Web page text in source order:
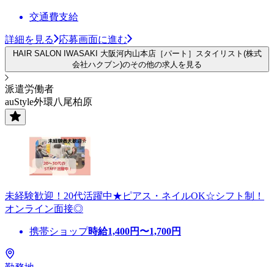
交通費支給
詳細を見る 応募画面に進む
HAIR SALON IWASAKI 大阪河内山本店［パート］スタイリスト(株式
会社ハクブン)のその他の求人を見る
派遣労働者
auStyle外環八尾柏原
未経験歓迎！20代活躍中★ピアス・ネイルOK☆シフト制！
オンライン面接◎
携帯ショップ時給1,400円〜1,700円